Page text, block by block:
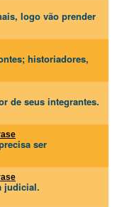
logo vão prender
historiadores,
de seus integrantes.
ser
judicial.